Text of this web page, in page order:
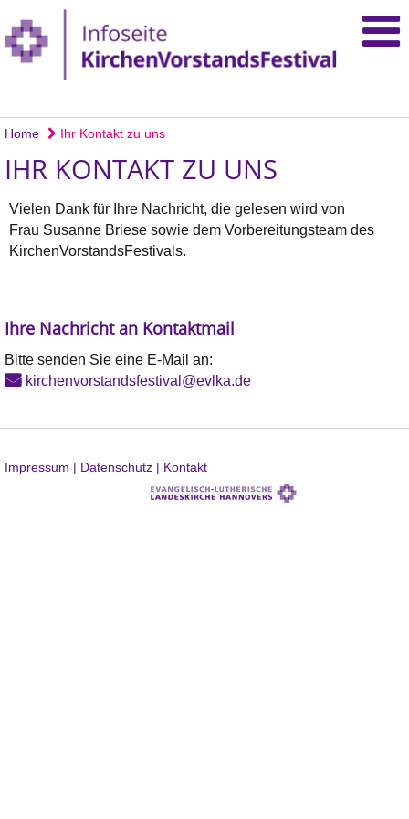
Home Ihr Kontakt zu uns
IHR KONTAKT ZU UNS
Vielen Dank für Ihre Nachricht, die gelesen wird von
Frau Susanne Briese sowie dem Vorbereitungsteam des
KirchenVorstandsFestivals.
Ihre Nachricht an Kontaktmail
Bitte senden Sie eine E-Mail an:
kirchenvorstandsfestival@evlka.de
Impressum | Datenschutz | Kontakt